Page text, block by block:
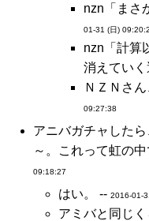
nzn「まさ
01-31 (日)
nzn「計算
消えてい
ＮＺＮさ
09:27:38
アニバガチャした
～。これって虹の
09:18:27
はい。 -- 2016-01-
アミバと同じ